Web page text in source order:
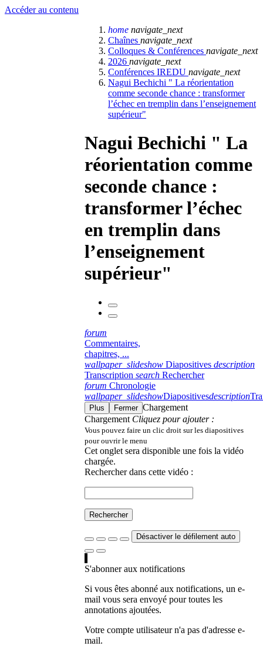
Accéder au contenu
home navigate_next
Chaînes navigate_next
Colloques & Conférences navigate_next
2026 navigate_next
Conférences IREDU navigate_next
Nagui Bechichi " La réorientation
comme seconde chance : transformer
l’échec en tremplin dans l’enseignement
supérieur"
Nagui Bechichi " La
réorientation comme
seconde chance :
transformer l’échec
en tremplin dans
l’enseignement
supérieur"
forum
Commentaires,
chapitres, ...
wallpaper_slideshow Diapositives description
Transcription search Rechercher
forum Chronologie
wallpaper_slideshowDiapositivesdescription
Plus Fermer Chargement
Chargement Cliquez pour ajouter :
Vous pouvez faire un clic droit sur les diapositives
pour ouvrir le menu
Cet onglet sera disponible une fois la vidéo
chargée.
Rechercher dans cette vidéo :
Rechercher
Désactiver le défilement auto
S'abonner aux notifications
Si vous êtes abonné aux notifications, un e-
mail vous sera envoyé pour toutes les
annotations ajoutées.
Votre compte utilisateur n'a pas d'adresse e-
mail.